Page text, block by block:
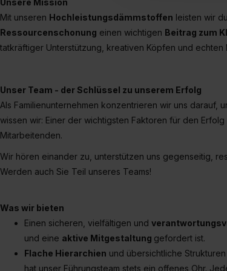
umfasst hierbei
verfügen über
jederzeit mit
„Datenschutz-
Unsere Mission
Mit unseren Hochleistungsdämmstoffen leisten wir
Ressourcenschonung einen wichtigen Beitrag zum
tatkräftiger Unterstützung, kreativen Köpfen und echten
Unser Team - der Schlüssel zu unserem Erfolg
Als Familienunternehmen konzentrieren wir uns
wissen wir: Einer der wichtigsten Faktoren für den Erfolg
Mitarbeitenden.
Wir hören einander zu, unterstützen uns gegenseitig,
Werden auch Sie Teil unseres Teams!
Was wir bieten
Einen sicheren, vielfältigen und
und eine aktive Mitgestaltung gefordert ist.
Flache Hierarchien und übersichtliche
hat unser Führungsteam stets ein offenes Ohr.